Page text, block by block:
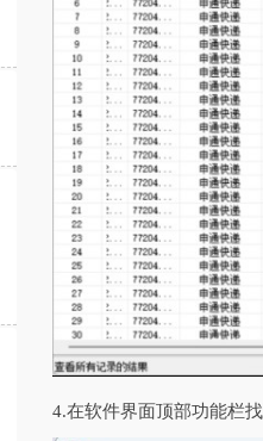
4.在软件界面顶部功能栏